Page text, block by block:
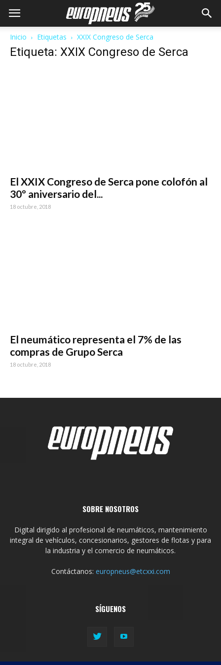
Inicio Etiquetas XXIX Congreso de Serca
Etiqueta: XXIX Congreso de Serca
El XXIX Congreso de Serca pone colofón al
30º aniversario del...
18 octubre, 2018
El neumático representa el 7% de las
compras de Grupo Serca
18 octubre, 2018
SOBRE NOSOTROS
Digital dirigido al profesional de neumáticos, mantenimiento
integral de vehículos, concesionarios, gestores de flotas y para
la industria y el comercio de neumáticos.
Contáctanos: europneus@etcxxi.com
SÍGUENOS